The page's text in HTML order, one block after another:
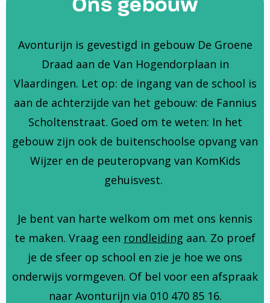
Avonturijn is gevestigd in gebouw De Groene
Draad aan de Van Hogendorplaan in
Vlaardingen. Let op: de ingang van de school is
aan de achterzijde van het gebouw: de Fannius
Scholtenstraat. Goed om te weten: In het
gebouw zijn ook de buitenschoolse opvang van
Wijzer en de peuteropvang van KomKids
gehuisvest.
Je bent van harte welkom om met ons kennis
te maken. Vraag een rondleiding aan. Zo proef
je de sfeer op school en zie je hoe we ons
onderwijs vormgeven. Of bel voor een afspraak
naar Avonturijn via 010 470 85 16.